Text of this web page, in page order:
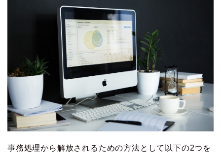
事務処理から解放されるための方法として以下の2つを